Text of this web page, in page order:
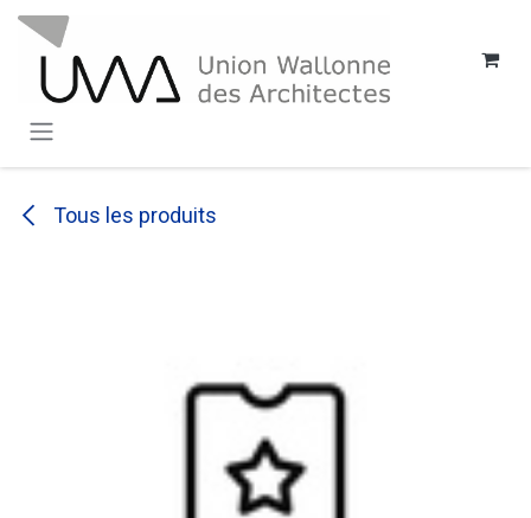
Tous les produits